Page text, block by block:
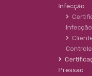
Infecção
Infecção
Pressão